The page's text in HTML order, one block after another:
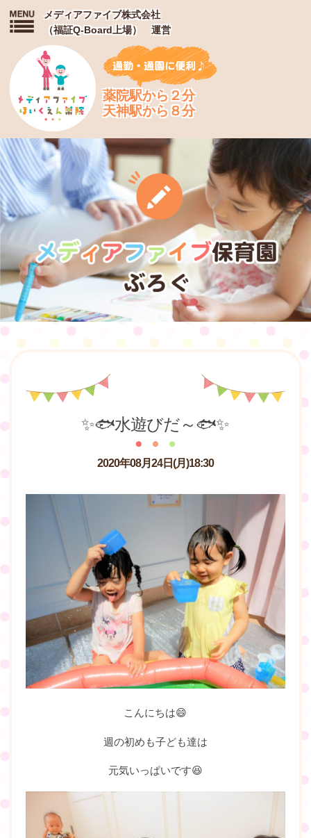
メディアファイブ株式会社
（福証Q-Board上場） 運営
薬院駅から２分
天神駅から８分
✨🐟水遊びだ～🐟✨
2020年08月24日(月)18:30
こんにちは😄
週の初めも子ども達は
元気いっぱいです😆